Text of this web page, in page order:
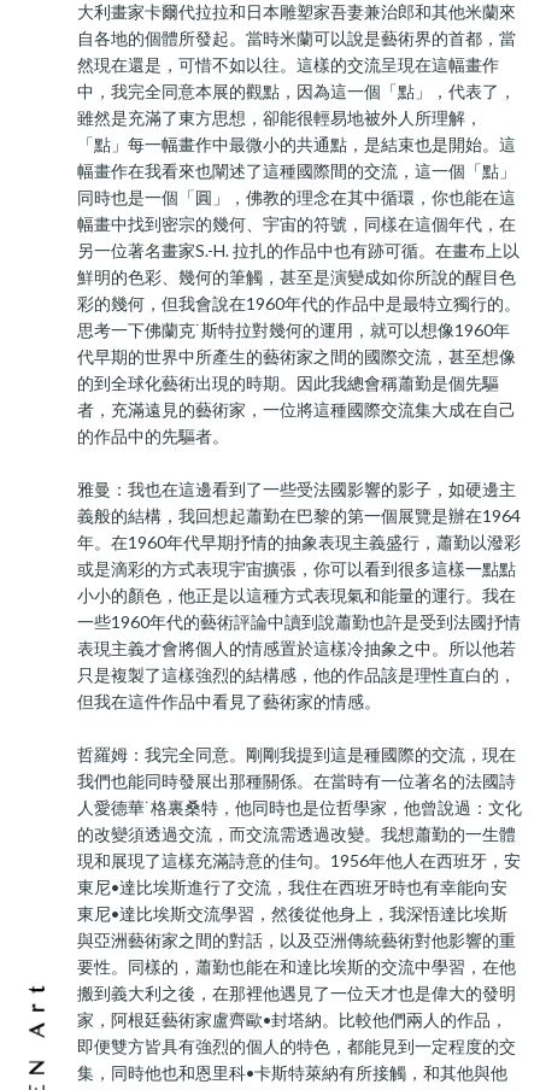
大利畫家卡爾代拉拉和日本雕塑家吾妻兼治郎和其他米蘭來
自各地的個體所發起。當時米蘭可以說是藝術界的首都，當
然現在還是，可惜不如以往。這樣的交流呈現在這幅畫作
中，我完全同意本展的觀點，因為這一個「點」，代表了，
雖然是充滿了東方思想，卻能很輕易地被外人所理解，
「點」每一幅畫作中最微小的共通點，是結束也是開始。這
幅畫作在我看來也闡述了這種國際間的交流，這一個「點」
同時也是一個「圓」，佛教的理念在其中循環，你也能在這
幅畫中找到密宗的幾何、宇宙的符號，同樣在這個年代，在
另一位著名畫家S.-H. 拉扎的作品中也有跡可循。在畫布上以
鮮明的色彩、幾何的筆觸，甚至是演變成如你所說的醒目色
彩的幾何，但我會說在1960年代的作品中是最特立獨行的。
思考一下佛蘭克˙斯特拉對幾何的運用，就可以想像1960年
代早期的世界中所產生的藝術家之間的國際交流，甚至想像
的到全球化藝術出現的時期。因此我總會稱蕭勤是個先驅
者，充滿遠見的藝術家，一位將這種國際交流集大成在自己
的作品中的先驅者。
雅曼：我也在這邊看到了一些受法國影響的影子，如硬邊主
義般的結構，我回想起蕭勤在巴黎的第一個展覽是辦在1964
年。在1960年代早期抒情的抽象表現主義盛行，蕭勤以潑彩
或是滴彩的方式表現宇宙擴張，你可以看到很多這樣一點點
小小的顏色，他正是以這種方式表現氣和能量的運行。我在
一些1960年代的藝術評論中讀到說蕭勤也許是受到法國抒情
表現主義才會將個人的情感置於這樣冷抽象之中。所以他若
只是複製了這樣強烈的結構感，他的作品該是理性直白的，
但我在這件作品中看見了藝術家的情感。
哲羅姆：我完全同意。剛剛我提到這是種國際的交流，現在
我們也能同時發展出那種關係。在當時有一位著名的法國詩
人愛德華˙格裏桑特，他同時也是位哲學家，他曾說過：文化
的改變須透過交流，而交流需透過改變。我想蕭勤的一生體
現和展現了這樣充滿詩意的佳句。1956年他人在西班牙，安
東尼•達比埃斯進行了交流，我住在西班牙時也有幸能向安
東尼•達比埃斯交流學習，然後從他身上，我深悟達比埃斯
與亞洲藝術家之間的對話，以及亞洲傳統藝術對他影響的重
要性。同樣的，蕭勤也能在和達比埃斯的交流中學習，在他
搬到義大利之後，在那裡他遇見了一位天才也是偉大的發明
家，阿根廷藝術家盧齊歐•封塔納。比較他們兩人的作品，
即便雙方皆具有強烈的個人的特色，都能見到一定程度的交
集，同時他也和恩里科•卡斯特萊納有所接觸，和其他與他